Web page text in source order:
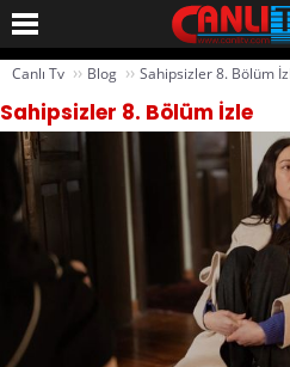
Canlı Tv ›› Blog ›› Sahipsizler 8. Bölüm
Sahipsizler 8. Bölüm İzle